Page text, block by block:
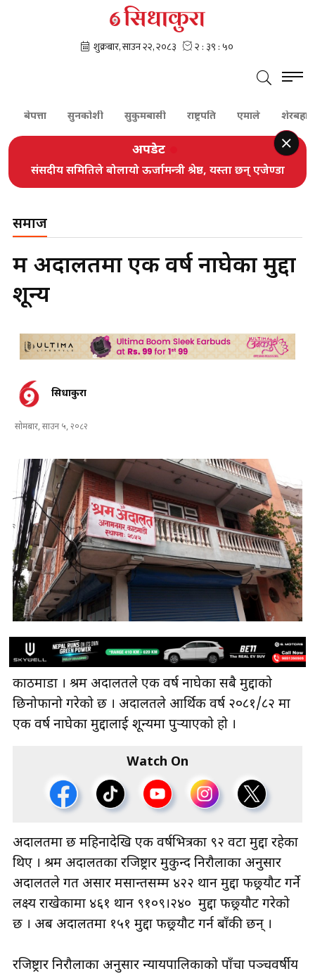
सुनकोशी सुकुमबासी राष्ट्रपति एमाले शेरबहादुर
अपडेट
संसदीय समितिले बोलायो ऊर्जामन्त्री श्रेष्ठ, यस्ता छन् एजेण्डा
समाज
श्रम अदालतमा एक वर्ष नाघेका मुद्दा
शून्य
सिधाकुरा
सोमबार, साउन ५, २०८२
काठमाडौँ । श्रम अदालतले एक वर्ष नाघेका सबै मुद्दाको
छिनोफानो गरेको छ । अदालतले आर्थिक वर्ष २०८१/८२ मा
एक वर्ष नाघेका मुद्दालाई शून्यमा पुर्‍याएको हो ।
Watch On
अदालतमा छ महिनादेखि एक वर्षभित्रका ९२ वटा मुद्दा रहेका
थिए । श्रम अदालतका रजिष्ट्रार मुकुन्द निरौलाका अनुसार
अदालतले गत असार मसान्तसम्म ४२२ थान मुद्दा फछ्र्यौट गर्ने
लक्ष्य राखेकामा ४६१ थान ९१०९।२४० मुद्दा फछ्र्यौट गरेको
छ । अब अदालतमा १५१ मुद्दा फछ्र्यौट गर्न बाँकी छन् ।
रजिष्ट्रार निरौलाका अनुसार न्यायपालिकाको पाँचौँ पञ्चवर्षीय